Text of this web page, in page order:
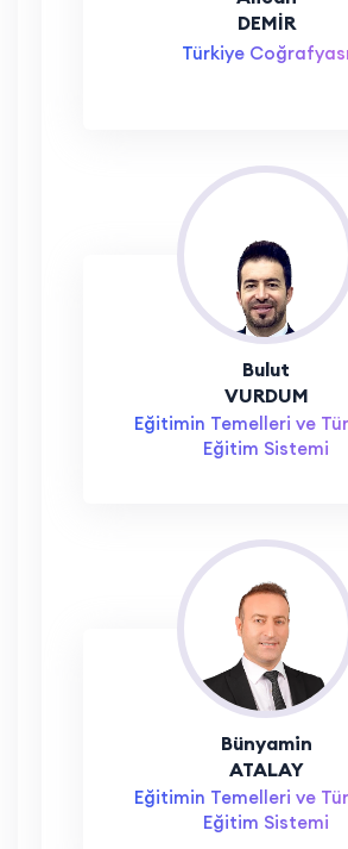
DEMİR
Türkiye Coğrafyası
Bulut
VURDUM
Eğitimin Temelleri ve
Eğitim Sistemi
Bünyamin
ATALAY
Eğitimin Temelleri ve
Eğitim Sistemi